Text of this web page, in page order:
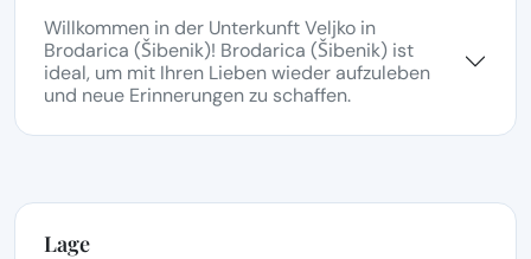
Willkommen in der Unterkunft Veljko in
Brodarica (Šibenik)! Brodarica (Šibenik) ist
ideal, um mit Ihren Lieben wieder aufzuleben
und neue Erinnerungen zu schaffen.
Lage